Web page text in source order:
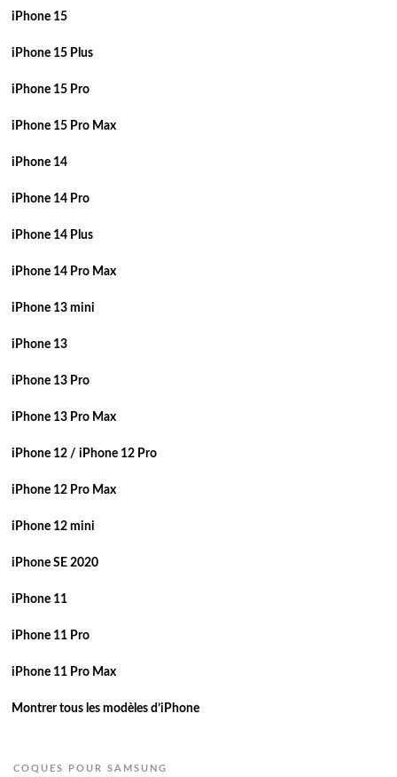
iPhone 15
iPhone 15 Plus
iPhone 15 Pro
iPhone 15 Pro Max
iPhone 14
iPhone 14 Pro
iPhone 14 Plus
iPhone 14 Pro Max
iPhone 13 mini
iPhone 13
iPhone 13 Pro
iPhone 13 Pro Max
iPhone 12 / iPhone 12 Pro
iPhone 12 Pro Max
iPhone 12 mini
iPhone SE 2020
iPhone 11
iPhone 11 Pro
iPhone 11 Pro Max
Montrer tous les modèles d’iPhone
COQUES POUR SAMSUNG